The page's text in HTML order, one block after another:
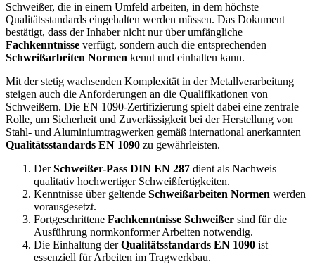
Schweißer, die in einem Umfeld arbeiten, in dem höchste
Qualitätsstandards eingehalten werden müssen. Das Dokument
bestätigt, dass der Inhaber nicht nur über umfängliche
Fachkenntnisse verfügt, sondern auch die entsprechenden
Schweißarbeiten Normen kennt und einhalten kann.
Mit der stetig wachsenden Komplexität in der Metallverarbeitung
steigen auch die Anforderungen an die Qualifikationen von
Schweißern. Die EN 1090-Zertifizierung spielt dabei eine zentrale
Rolle, um Sicherheit und Zuverlässigkeit bei der Herstellung von
Stahl- und Aluminiumtragwerken gemäß international anerkannten
Qualitätsstandards EN 1090 zu gewährleisten.
DerSchweißer-Pass DIN EN 287 dient als Nachweis
qualitativ hochwertiger Schweißfertigkeiten.
Kenntnisse über geltende Schweißarbeiten Normen werden
vorausgesetzt.
Fortgeschrittene Fachkenntnisse Schweißer sind für die
Ausführung normkonformer Arbeiten notwendig.
Die Einhaltung derQualitätsstandards EN 1090 ist
essenziell für Arbeiten im Tragwerkbau.